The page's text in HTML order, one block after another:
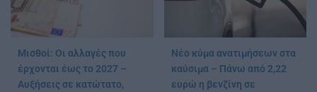
Μισθοί: Οι αλλαγές που
έρχονται έως το 2027 –
Αυξήσεις σε κατώτατο,
Νέο κύμα ανατιμήσεων στα
καύσιμα – Πάνω από 2,22
ευρώ η βενζίνη σε